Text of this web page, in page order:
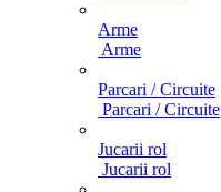
Arme
Arme
Parcari / Circuite
Parcari / Circuite
Jucarii rol
Jucarii rol